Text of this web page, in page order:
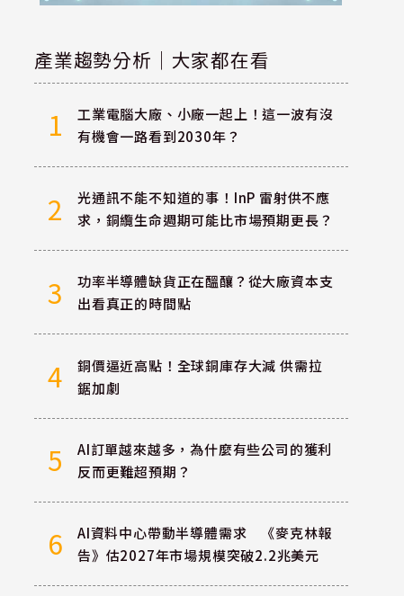
產業趨勢分析｜大家都在看
1
工業電腦大廠、小廠一起上！這一波有沒
有機會一路看到2030年？
2
光通訊不能不知道的事！InP 雷射供不應
求，銅纜生命週期可能比市場預期更長？
3
功率半導體缺貨正在醞釀？從大廠資本支
出看真正的時間點
4
銅價逼近高點！全球銅庫存大減 供需拉
鋸加劇
5
AI訂單越來越多，為什麼有些公司的獲利
反而更難超預期？
6
AI資料中心帶動半導體需求 《麥克林報
告》估2027年市場規模突破2.2兆美元